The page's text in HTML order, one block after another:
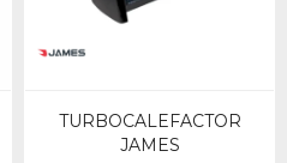
TURBOCALEFACTOR
JAMES